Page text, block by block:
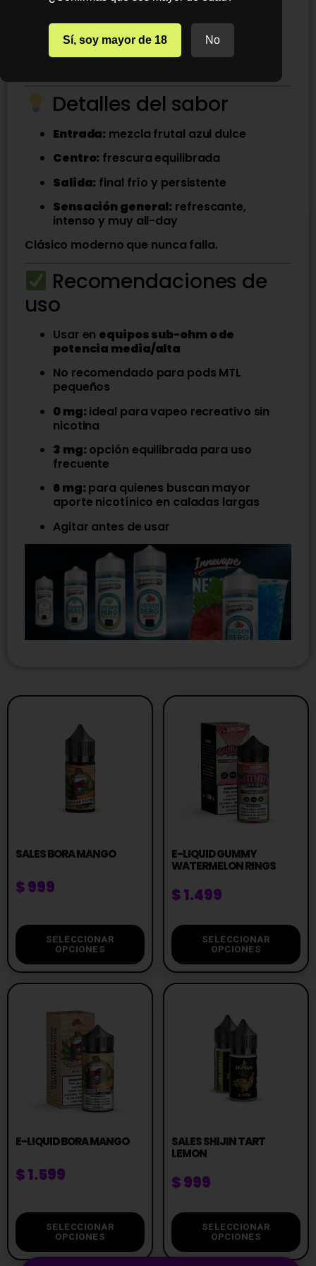
Perfil frutal fresco tipo slushie
Ideal para equipos sub-ohm
Detalles del sabor
Entrada: mezcla frutal azul dulce
Centro: frescura equilibrada
Salida: final frío y persistente
Sensación general: refrescante,
intenso y muy all-day
Clásico moderno que nunca falla.
Recomendaciones de
uso
Usar en equipos sub-ohm o de
potencia media/alta
No recomendado para pods MTL
pequeños
0 mg:ideal para vapeo recreativo sin
nicotina
3 mg:opción equilibrada para uso
frecuente
6 mg:para quienes buscan mayor
aporte nicotínico en caladas largas
Agitar antes de usar
SALES BORA MANGO
$999
SELECCIONAR
OPCIONES
E-LIQUID GUMMY
WATERMELON RINGS
$1.499
SELECCIONAR
OPCIONES
E-LIQUID BORA MANGO
$1.599
SELECCIONAR
OPCIONES
SALES SHIJIN TART
LEMON
$999
SELECCIONAR
OPCIONES
Sí, soy mayor de 18 No